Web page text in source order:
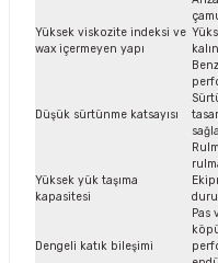
Yüksek viskozite indeksi ve
wax içermeyen yapı
Düşük sürtünme katsayısı
Yüksek yük taşıma
kapasitesi
Dengeli katık bileşimi
Pas